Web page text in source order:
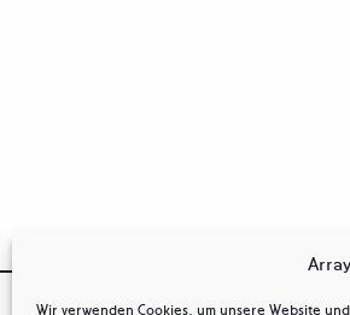
Array
Wir verwenden Cookies, um unsere Website
